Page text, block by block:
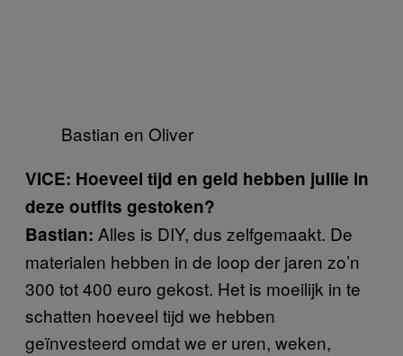
Bastian en Oliver
VICE: Hoeveel tijd en geld hebben jullie in
deze outfits gestoken?
Bastian: Alles is DIY, dus zelfgemaakt. De
materialen hebben in de loop der jaren zo’n
300 tot 400 euro gekost. Het is moeilijk in te
schatten hoeveel tijd we hebben
geïnvesteerd omdat we er uren, weken,